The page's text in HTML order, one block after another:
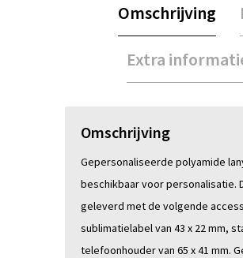
Omschrijving
Extra
Omschrijving
Gepersonaliseerde polyamide
beschikbaar voor personalisatie.
geleverd met de volgende
sublimatielabel van 43 x 22 mm,
telefoonhouder van 65 x 41 mm.